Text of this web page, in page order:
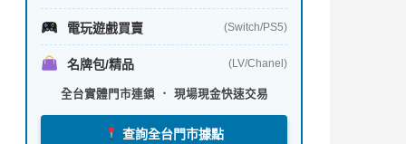
電玩遊戲買賣 (Switch/PS5)
名牌包/精品 (LV/Chanel)
全台實體門市連鎖 ． 現場現金快速交易
查詢全台門市據點